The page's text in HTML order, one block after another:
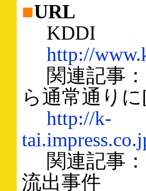
■URL
KDDI
http://
関連記事：
ら通常通り
http://k-
関連記事：
流出事件